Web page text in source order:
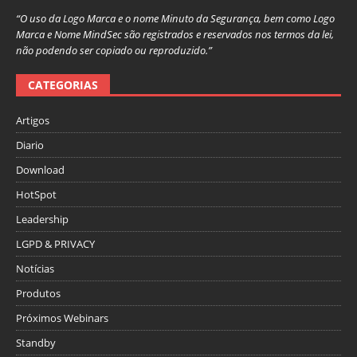
“O uso da Logo Marca e o nome Minuto da Segurança, bem como Logo
Marca e Nome MindSec são registrados e reservados nos termos da lei,
não podendo ser copiado ou reproduzido.”
CATEGORIAS
Artigos
Diario
Download
HotSpot
Leadership
LGPD & PRIVACY
Notícias
Produtos
Próximos Webinars
Standby